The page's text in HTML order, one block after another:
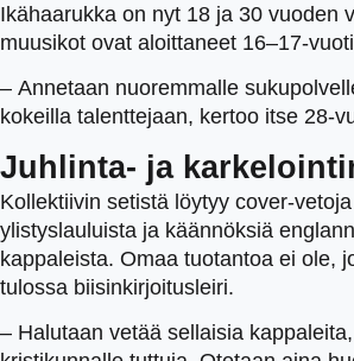
Ikähaarukka on nyt 18 ja 30 vuoden
muusikot ovat aloittaneet 16–17-
– Annetaan nuoremmalle
kokeilla talenttejaan, kertoo itse 28-
Juhlinta- ja
Kollektiivin setistä löytyy cover-
ylistyslauluista ja käännöksiä
kappaleista. Omaa tuotantoa ei ole,
tulossa biisinkirjoitusleiri.
– Halutaan vetää sellaisia